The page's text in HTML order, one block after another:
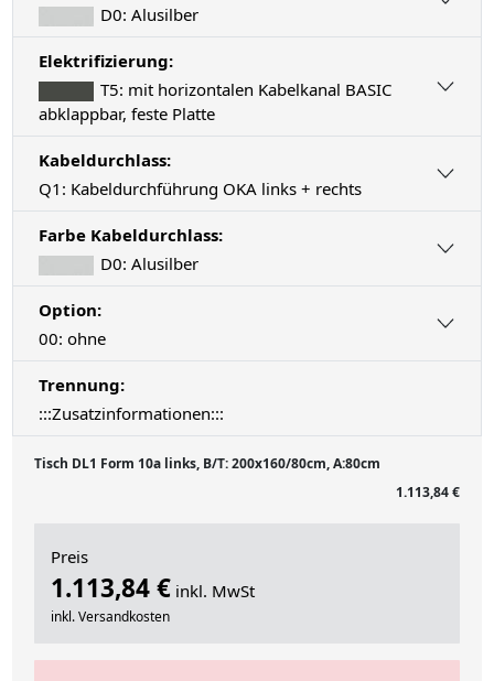
D0: Alusilber
Elektrifizierung:
T5: mit horizontalen Kabelkanal BASIC
abklappbar, feste Platte
Kabeldurchlass:
Q1: Kabeldurchführung OKA links + rechts
Farbe Kabeldurchlass:
D0: Alusilber
Option:
00: ohne
Trennung:
:::Zusatzinformationen:::
Tisch DL1 Form 10a links, B/T: 200x160/80cm, A:80cm
1.113,84 €
Preis
1.113,84 € inkl. MwSt
inkl. Versandkosten